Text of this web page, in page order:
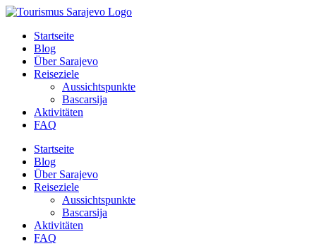
Zum
wechselnStartseite
Blog
Über Sarajevo
Reiseziele
Aussichtspunkte
Bascarsija
Aktivitäten
FAQ
Startseite
Blog
Über Sarajevo
Reiseziele
Aussichtspunkte
Bascarsija
Aktivitäten
FAQ